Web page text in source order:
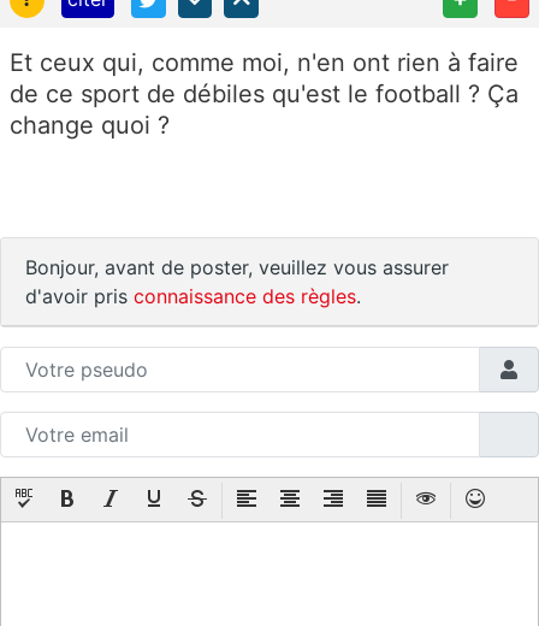
Et ceux qui, comme moi, n'en ont rien à faire
de ce sport de débiles qu'est le football ? Ça
change quoi ?
Bonjour, avant de poster, veuillez vous assurer
d'avoir pris connaissance des règles.